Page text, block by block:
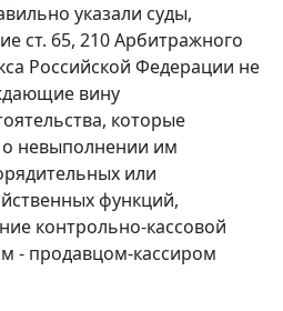
указали суды,
ст. 65, 210Арбитражного
Российской Федерации не
вину
которые
о невыполнении им
или
функций,
контрольно-кассовой
- продавцом-кассиром